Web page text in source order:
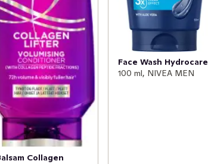
Collagen
Face Wash Hydrocare
100 ml, NIVEA MEN